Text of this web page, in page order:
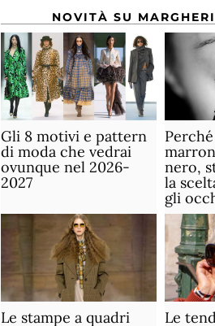
NOVITÀ SU
Gli 8 motivi e pattern
di moda che vedrai
ovunque nel 2026-
2027
nero,
la
gli
Le stampe a quadri
Le